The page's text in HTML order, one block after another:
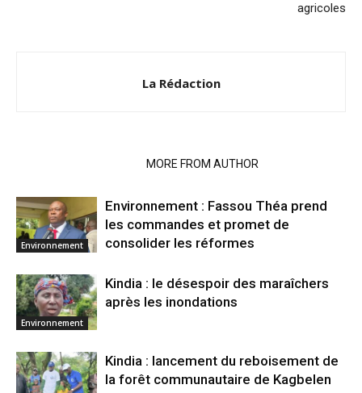
agricoles
La Rédaction
MORE FROM AUTHOR
Environnement
Environnement : Fassou Théa prend
les commandes et promet de
consolider les réformes
Environnement
Kindia : le désespoir des maraîchers
après les inondations
Kindia : lancement du reboisement de
la forêt communautaire de Kagbelen